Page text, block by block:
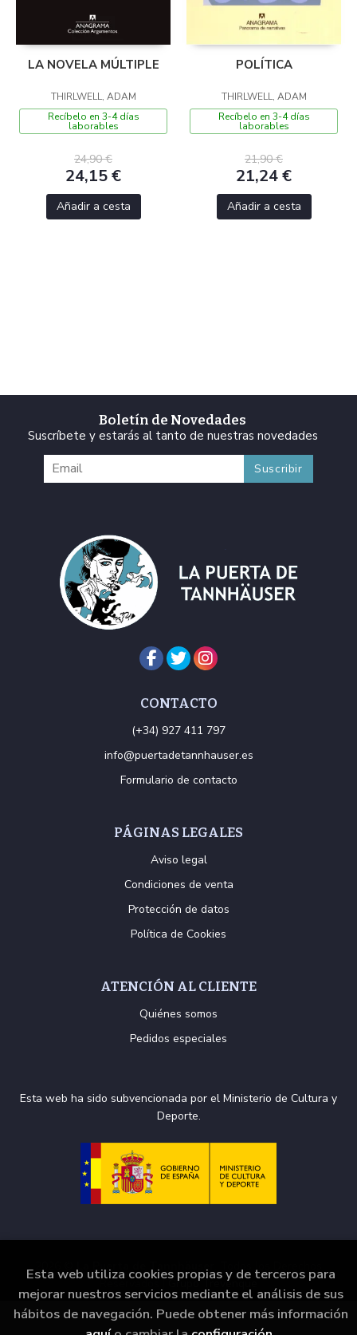
LA NOVELA MÚLTIPLE
THIRLWELL, ADAM
Recíbelo en 3-4 días
laborables
24,90 €
24,15 €
Añadir a cesta
POLÍTICA
THIRLWELL, ADAM
Recíbelo en 3-4 días
laborables
21,90 €
21,24 €
Añadir a cesta
Boletín de Novedades
Suscríbete y estarás al tanto de nuestras novedades
CONTACTO
(+34) 927 411 797
info@puertadetannhauser.es
Formulario de contacto
PÁGINAS LEGALES
Aviso legal
Condiciones de venta
Protección de datos
Política de Cookies
ATENCIÓN AL CLIENTE
Quiénes somos
Pedidos especiales
Esta web ha sido subvencionada por el Ministerio de Cultura y
Deporte.
2026 © La Puerta de Tannhäuser
. Todos los Derechos
Grupo Trevenque
Esta web utiliza cookies propias y de terceros para
mejorar nuestros servicios mediante el análisis de sus
hábitos de navegación. Puede obtener más información